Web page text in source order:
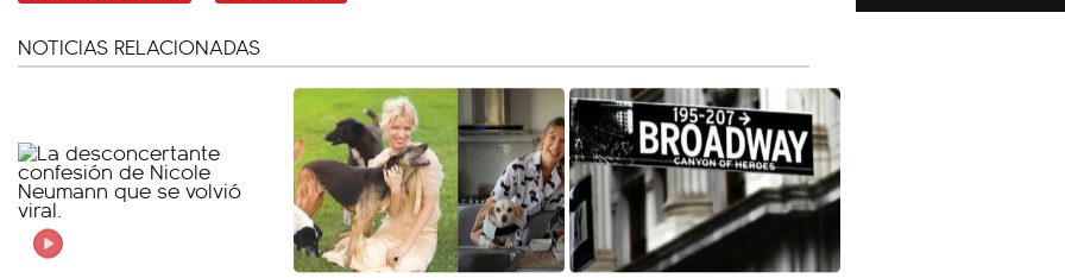
NOTICIAS RELACIONADAS
sociedad no solo sufre porque no llega sino
que también está endeudada".
últimos días: "Son